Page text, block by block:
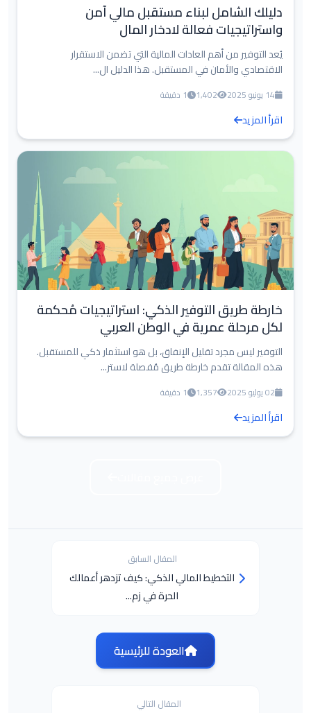
دليلك الشامل لبناء مستقبل مالي آمن
واستراتيجيات فعالة لادخار المال
يُعد التوفير من أهم العادات المالية التي تضمن الاستقرار
الاقتصادي والأمان في المستقبل. هذا الدليل ال...
14 يونيو 2025 1,402 1 دقيقة
اقرأ المزيد
خارطة طريق التوفير الذكي: استراتيجيات مُحكمة
لكل مرحلة عمرية في الوطن العربي
التوفير ليس مجرد تقليل الإنفاق، بل هو استثمار ذكي للمستقبل.
هذه المقالة تقدم خارطة طريق مُفصلة لاستر...
02 يوليو 2025 1,357 1 دقيقة
اقرأ المزيد
المقال السابق
التخطيط المالي الذكي: كيف تزدهر أعمالك
الحرة في زم...
العودة للرئيسية
المقال التالي